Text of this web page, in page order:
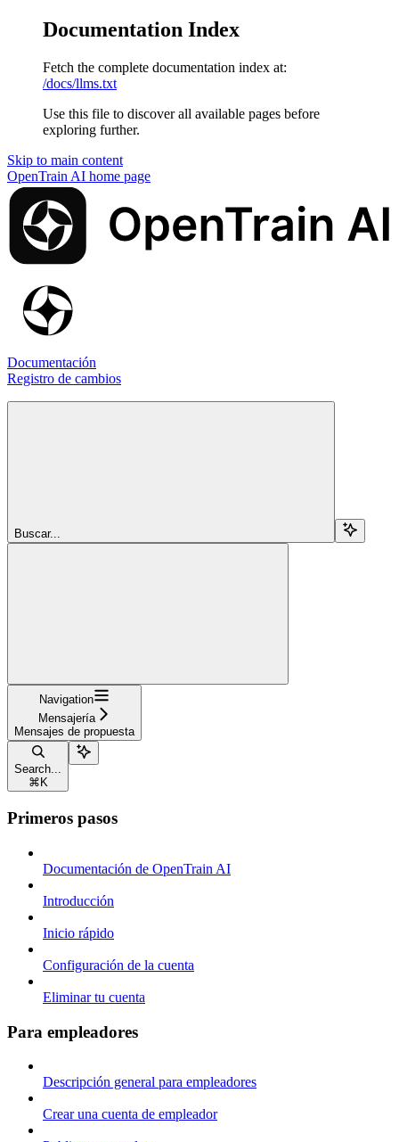
Documentation Index
Fetch the complete documentation index at:
/docs/llms.txt
Use this file to discover all available pages before
exploring further.
Skip to main content
OpenTrain AI home page
Documentación
Registro de cambios
Buscar...
Navigation
Mensajería
Mensajes de propuesta
Search...
⌘ K
Primeros pasos
Documentación de OpenTrain AI
Introducción
Inicio rápido
Configuración de la cuenta
Eliminar tu cuenta
Para empleadores
Descripción general para empleadores
Crear una cuenta de empleador